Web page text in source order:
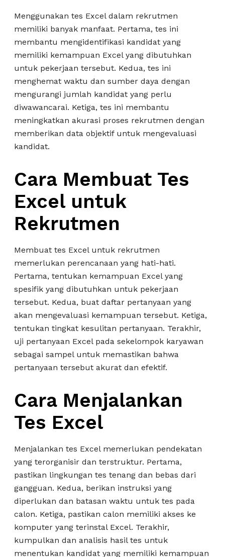
Menggunakan tes Excel dalam rekrutmen
memiliki banyak manfaat. Pertama, tes ini
membantu mengidentifikasi kandidat yang
memiliki kemampuan Excel yang dibutuhkan
untuk pekerjaan tersebut. Kedua, tes ini
menghemat waktu dan sumber daya dengan
mengurangi jumlah kandidat yang perlu
diwawancarai. Ketiga, tes ini membantu
meningkatkan akurasi proses rekrutmen dengan
memberikan data objektif untuk mengevaluasi
kandidat.
Cara Membuat Tes
Excel untuk
Rekrutmen
Membuat tes Excel untuk rekrutmen
memerlukan perencanaan yang hati-hati.
Pertama, tentukan kemampuan Excel yang
spesifik yang dibutuhkan untuk pekerjaan
tersebut. Kedua, buat daftar pertanyaan yang
akan mengevaluasi kemampuan tersebut. Ketiga,
tentukan tingkat kesulitan pertanyaan. Terakhir,
uji pertanyaan Excel pada sekelompok karyawan
sebagai sampel untuk memastikan bahwa
pertanyaan tersebut akurat dan efektif.
Cara Menjalankan
Tes Excel
Menjalankan tes Excel memerlukan pendekatan
yang terorganisir dan terstruktur. Pertama,
pastikan lingkungan tes tenang dan bebas dari
gangguan. Kedua, berikan instruksi yang
diperlukan dan batasan waktu untuk tes pada
calon. Ketiga, pastikan calon memiliki akses ke
komputer yang terinstal Excel. Terakhir,
kumpulkan dan analisis hasil tes untuk
menentukan kandidat yang memiliki kemampuan